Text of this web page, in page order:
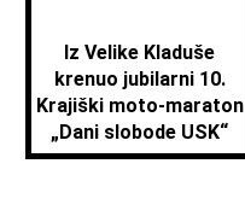
Iz Velike Kladuše
krenuo jubilarni 10.
Krajiški moto-maraton
„Dani slobode USK“